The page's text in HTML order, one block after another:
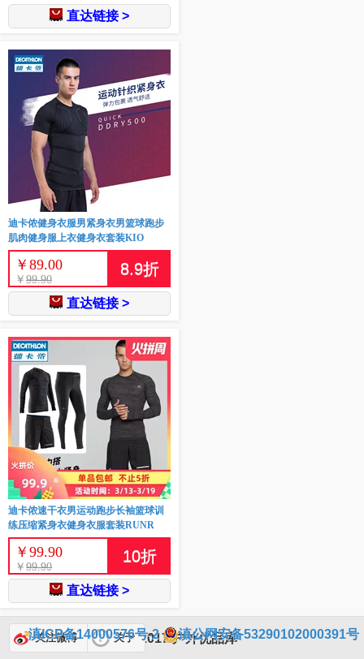
直达链接 >
迪卡侬健身衣服男紧身衣男篮球跑步
肌肉健身服上衣健身衣套装KIO
￥ 89.00
￥ 99.90
8.9折
直达链接 >
迪卡侬速干衣男运动跑步长袖篮球训
练压缩紧身衣健身衣服套装RUNR
￥ 99.90
￥ 99.90
10折
直达链接 >
关注微博 关于© 2017 户外优品库
滇ICP备14000576号-2 滇公网安备53290102000391号